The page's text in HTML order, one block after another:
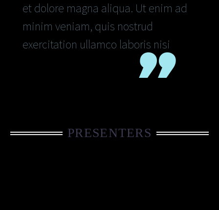
et dolore magna aliqua. Ut enim ad
minim veniam, quis nostrud
exercitation ullamco laboris nisi
PRESENTERS